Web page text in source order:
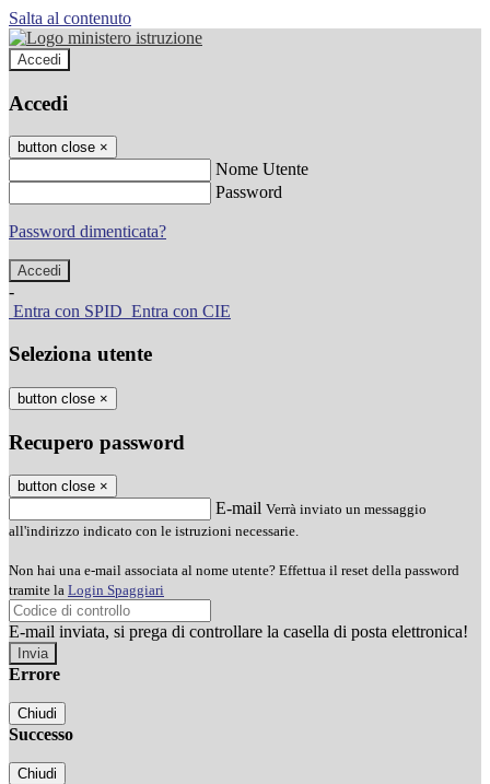
Salta al contenuto
Accedi
Accedi
button close ×
Nome Utente
Password
Password dimenticata?
-
Entra con SPID Entra con CIE
Seleziona utente
button close ×
Recupero password
button close ×
E-mail Verrà inviato un messaggio
all'indirizzo indicato con le istruzioni necessarie.
Non hai una e-mail associata al nome utente? Effettua il reset della password
tramite la Login Spaggiari
E-mail inviata, si prega di controllare la casella di posta elettronica!
Errore
Chiudi
Successo
Chiudi